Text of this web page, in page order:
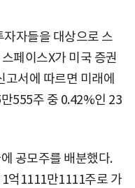
자들을 대상으로 스
페이스X가 미국 증권
서에 따르면 미래에
555주 중 0.42%인 23
공모주를 배분했다.
억1111만1111주로 가